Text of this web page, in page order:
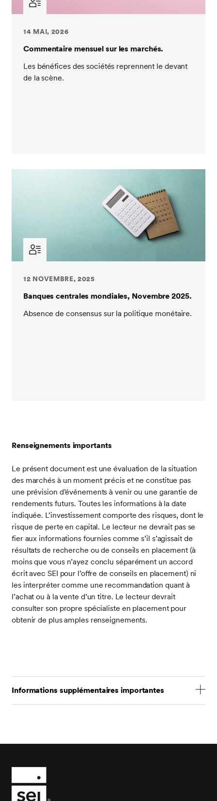
14 MAI, 2026
Commentaire mensuel sur les marchés.
Les bénéfices des sociétés reprennent le devant
de la scène.
12 NOVEMBRE, 2025
Banques centrales mondiales, Novembre 2025.
Absence de consensus sur la politique monétaire.
Renseignements importants
Le présent document est une évaluation de la situation
des marchés à un moment précis et ne constitue pas
une prévision d’événements à venir ou une garantie de
rendements futurs. Toutes les informations à la date
indiquée. L’investissement comporte des risques, dont le
risque de perte en capital. Le lecteur ne devrait pas se
fier aux informations fournies comme s’il s’agissait de
résultats de recherche ou de conseils en placement (à
moins que vous n’ayez conclu séparément un accord
écrit avec SEI pour l’offre de conseils en placement) ni
les interpréter comme une recommandation quant à
l’achat ou à la vente d’un titre. Le lecteur devrait
consulter son propre spécialiste en placement pour
obtenir de plus amples renseignements.
Informations supplémentaires importantes
évolutions des secteurs, et ne constituent que des
préavis. Rien dans le présent document n’est destiné
à être une prévision d’événement futur ni une
garantie de résultats futurs.